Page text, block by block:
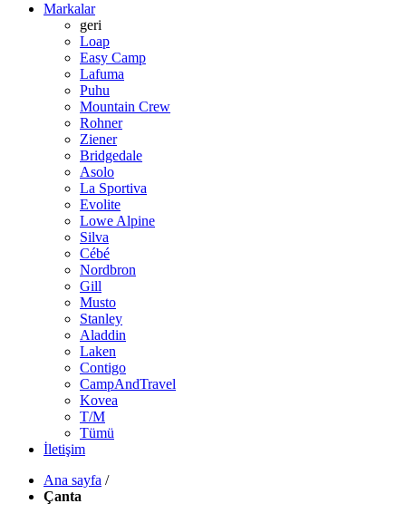
Markalar
geri
Loap
Easy Camp
Lafuma
Puhu
Mountain Crew
Rohner
Ziener
Bridgedale
Asolo
La Sportiva
Evolite
Lowe Alpine
Silva
Cébé
Nordbron
Gill
Musto
Stanley
Aladdin
Laken
Contigo
CampAndTravel
Kovea
T/M
Tümü
İletişim
Ana sayfa /
Çanta